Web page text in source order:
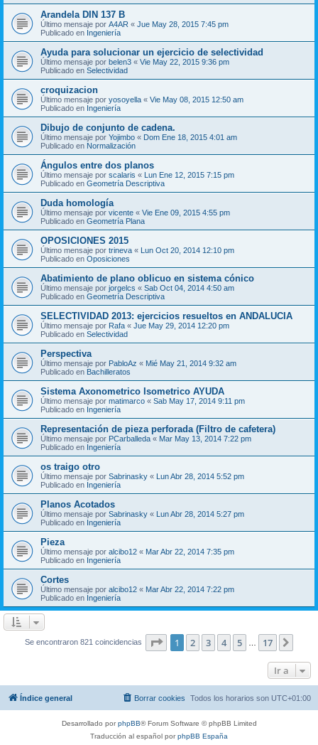
Arandela DIN 137 B
Último mensaje por A4AR « Jue May 28, 2015 7:45 pm
Publicado en Ingeniería
Ayuda para solucionar un ejercicio de selectividad
Último mensaje por belen3 « Vie May 22, 2015 9:36 pm
Publicado en Selectividad
croquizacion
Último mensaje por yosoyella « Vie May 08, 2015 12:50 am
Publicado en Ingeniería
Dibujo de conjunto de cadena.
Último mensaje por Yojimbo « Dom Ene 18, 2015 4:01 am
Publicado en Normalización
Ángulos entre dos planos
Último mensaje por scalaris « Lun Ene 12, 2015 7:15 pm
Publicado en Geometría Descriptiva
Duda homología
Último mensaje por vicente « Vie Ene 09, 2015 4:55 pm
Publicado en Geometría Plana
OPOSICIONES 2015
Último mensaje por trineva « Lun Oct 20, 2014 12:10 pm
Publicado en Oposiciones
Abatimiento de plano oblicuo en sistema cónico
Último mensaje por jorgelcs « Sab Oct 04, 2014 4:50 am
Publicado en Geometría Descriptiva
SELECTIVIDAD 2013: ejercicios resueltos en ANDALUCIA
Último mensaje por Rafa « Jue May 29, 2014 12:20 pm
Publicado en Selectividad
Perspectiva
Último mensaje por PabloAz « Mié May 21, 2014 9:32 am
Publicado en Bachilleratos
Sistema Axonometrico Isometrico AYUDA
Último mensaje por matimarco « Sab May 17, 2014 9:11 pm
Publicado en Ingeniería
Representación de pieza perforada (Filtro de cafetera)
Último mensaje por PCarballeda « Mar May 13, 2014 7:22 pm
Publicado en Ingeniería
os traigo otro
Último mensaje por Sabrinasky « Lun Abr 28, 2014 5:52 pm
Publicado en Ingeniería
Planos Acotados
Último mensaje por Sabrinasky « Lun Abr 28, 2014 5:27 pm
Publicado en Ingeniería
Pieza
Último mensaje por alcibo12 « Mar Abr 22, 2014 7:35 pm
Publicado en Ingeniería
Cortes
Último mensaje por alcibo12 « Mar Abr 22, 2014 7:22 pm
Publicado en Ingeniería
Se encontraron 821 coincidencias Página de 17
1 2 3 4 5 17
Ir a
Índice general Todos los horarios son UTC+01:00
Borrar cookies
Desarrollado porphpBB® Forum Software © phpBB Limited
Traducción al español porphpBB España